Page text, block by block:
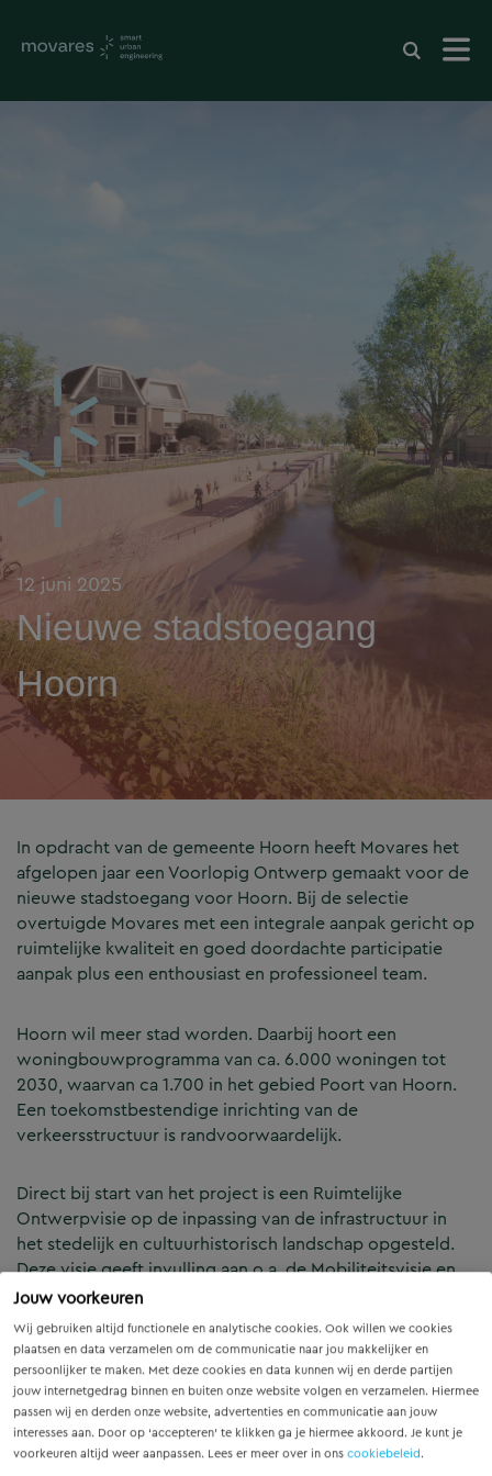
Jouw voorkeuren
Wij gebruiken altijd functionele en analytische cookies. Ook willen we cookies
plaatsen en data verzamelen om de communicatie naar jou makkelijker en
persoonlijker te maken. Met deze cookies en data kunnen wij en derde partijen
jouw internetgedrag binnen en buiten onze website volgen en verzamelen. Hiermee
passen wij en derden onze website, advertenties en communicatie aan jouw
interesses aan. Door op ‘accepteren’ te klikken ga je hiermee akkoord. Je kunt je
voorkeuren altijd weer aanpassen. Lees er meer over in ons cookiebeleid.
12 juni 2025
Nieuwe stadstoegang
Hoorn
In opdracht van de gemeente Hoorn heeft Movares het
afgelopen jaar een Voorlopig Ontwerp gemaakt voor de
nieuwe stadstoegang voor Hoorn. Bij de selectie
overtuigde Movares met een integrale aanpak gericht op
ruimtelijke kwaliteit en goed doordachte participatie
aanpak plus een enthousiast en professioneel team.
Hoorn wil meer stad worden. Daarbij hoort een
woningbouwprogramma van ca. 6.000 woningen tot
2030, waarvan ca 1.700 in het gebied Poort van Hoorn.
Een toekomstbestendige inrichting van de
verkeersstructuur is randvoorwaardelijk.
Direct bij start van het project is een Ruimtelijke
Ontwerpvisie op de inpassing van de infrastructuur in
het stedelijk en cultuurhistorisch landschap opgesteld.
Deze visie geeft invulling aan o.a. de Mobiliteitsvisie en
Actieplan Fiets. De basis voor een veilig routeontwerp is
verankerd door een scheiding van autoverkeer en
langzaam verkeer. Het STOMP-principe dient als basis. In
het Voorlopig Ontwerp zijn aspecten van ruimtelijke
kwaliteit, beeldkwaliteit, vormgeving en
belevingswaarden zichtbaar gemaakt en waardevolle
aspecten uit de historische ondergrond zijn